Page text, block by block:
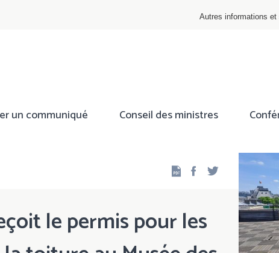
Autres informations
un communiqué Conseil des ministres
Facebook
le permis pour les